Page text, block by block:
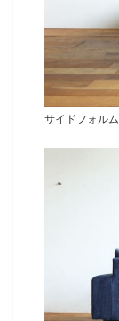
サイドフォルム